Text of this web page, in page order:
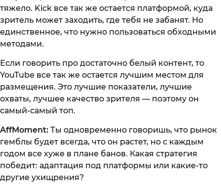
тяжело. Kick все так же остается платформой, куда
зритель может заходить, где тебя не забанят. Но
единственное, что нужно пользоваться обходными
методами.
Если говорить про достаточно белый контент, то
YouTube все так же остается лучшим местом для
размещения. Это лучшие показатели, лучшие
охваты, лучшее качество зрителя — поэтому он
самый-самый топ.
AffMoment: Ты одновременно говоришь, что рынок
гемблы будет всегда, что он растет, но с каждым
годом все хуже в плане банов. Какая стратегия
победит: адаптация под платформы или какие-то
другие ухищрения?